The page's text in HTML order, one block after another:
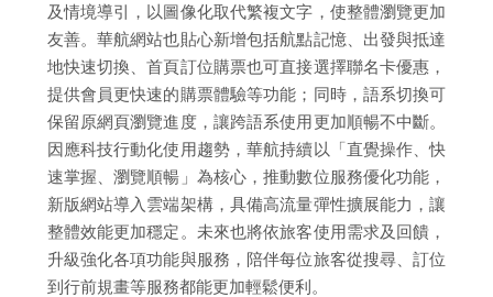
及情境導引，以圖像化取代繁複文字，使整體瀏覽更加
友善。華航網站也貼心新增包括航點記憶、出發與抵達
地快速切換、首頁訂位購票也可直接選擇聯名卡優惠，
提供會員更快速的購票體驗等功能；同時，語系切換可
保留原網頁瀏覽進度，讓跨語系使用更加順暢不中斷。
因應科技行動化使用趨勢，華航持續以「直覺操作、快
速掌握、瀏覽順暢」為核心，推動數位服務優化功能，
新版網站導入雲端架構，具備高流量彈性擴展能力，讓
整體效能更加穩定。未來也將依旅客使用需求及回饋，
升級強化各項功能與服務，陪伴每位旅客從搜尋、訂位
到行前規畫等服務都能更加輕鬆便利。